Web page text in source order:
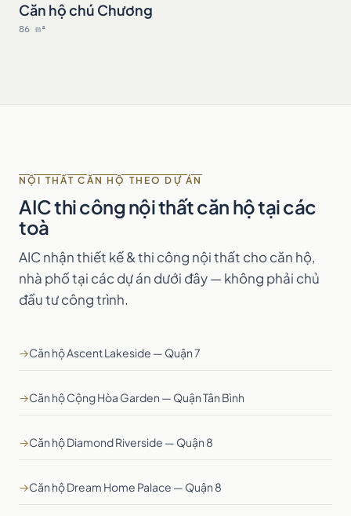
Căn hộ chú Chương
86 m²
NỘI THẤT CĂN HỘ THEO DỰ ÁN
AIC thi công nội thất căn hộ tại các
toà
AIC nhận thiết kế & thi công nội thất cho căn hộ,
nhà phố tại các dự án dưới đây — không phải chủ
đầu tư công trình.
→Căn hộ Ascent Lakeside — Quận 7
→Căn hộ Cộng Hòa Garden — Quận Tân Bình
→Căn hộ Diamond Riverside — Quận 8
→Căn hộ Dream Home Palace — Quận 8